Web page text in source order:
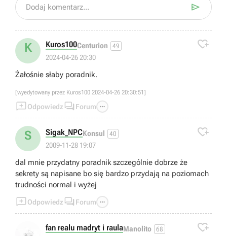
Dodaj komentarz... 
K Kuros100Centurion 49
2024-04-26 20:30

Żałośnie słaby poradnik.
[wyedytowany przez Kuros100 2024-04-26 20:30:51]
Odpowiedz  Forum 
S Sigak_NPCKonsul 40
2009-11-28 19:07

dal mnie przydatny poradnik szczególnie dobrze że
sekrety są napisane bo się bardzo przydają na poziomach
trudności normal i wyżej
Odpowiedz  Forum 
fan realu madryt i raulaManolito 68 